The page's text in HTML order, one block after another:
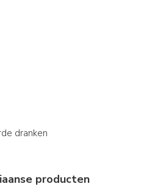
dranken
producten